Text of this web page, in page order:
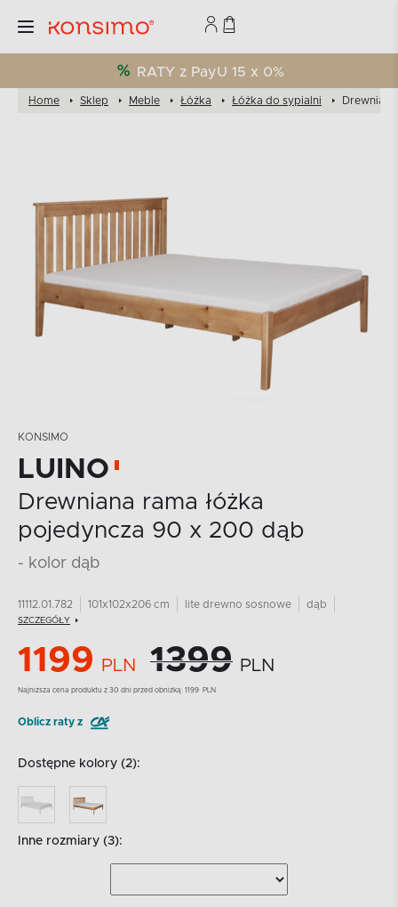
RATY z PayU 15 x 0%
Home Sklep Meble Łóżka Łóżka do sypialni
KONSIMO
LUINO
Drewniana rama łóżka
pojedyncza 90 x 200 dąb
- kolor dąb
11112.01.782 101x102x206 cm lite drewno sosnowe dąb
SZCZEGÓŁY
1199 PLN 1399 PLN
Najnizsza cena produktu z 30 dni przed obniżką: 1199 PLN
Oblicz raty z
Dostępne kolory (2):
Inne rozmiary (3):